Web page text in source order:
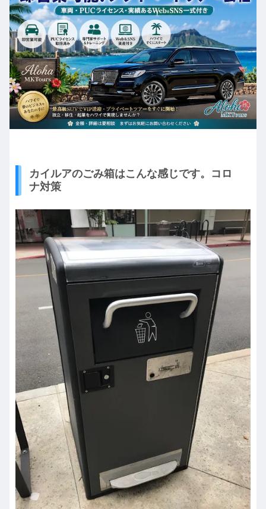
カイルアのごみ箱はこんな感じです。コロ
ナ対策